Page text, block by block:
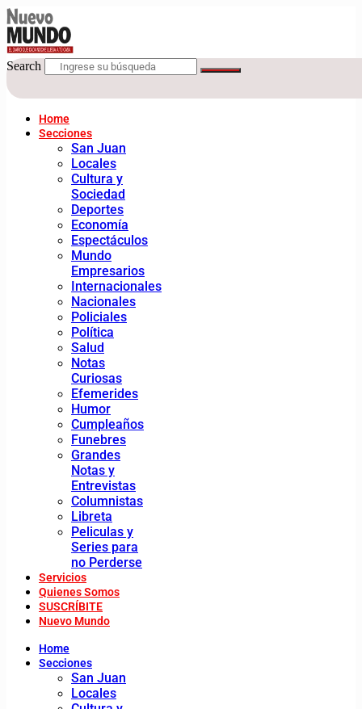
Search
Home
Secciones
San Juan
Locales
Cultura y
Sociedad
Deportes
Economía
Espectáculos
Mundo
Empresarios
Internacionales
Nacionales
Policiales
Política
Salud
Notas
Curiosas
Efemerides
Humor
Cumpleaños
Funebres
Grandes
Notas y
Entrevistas
Columnistas
Libreta
Peliculas y
Series para
no Perderse
Servicios
Quienes Somos
SUSCRÍBITE
Nuevo Mundo
Home
Secciones
San Juan
Locales